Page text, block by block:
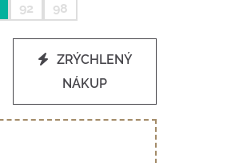
92 98
ZRÝCHLENÝ
NÁKUP